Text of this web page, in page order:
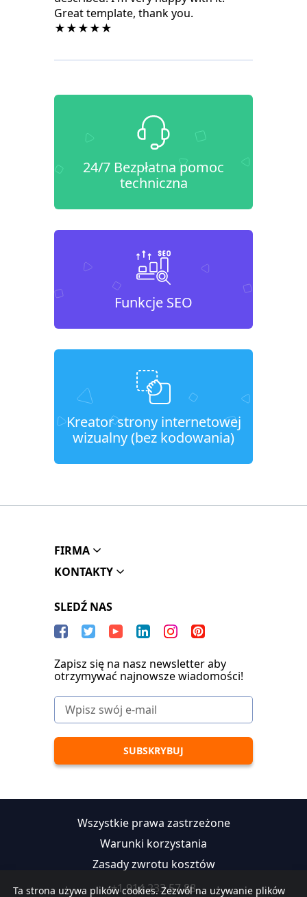
Great template, thank you.
★★★★★
24/7 Bezpłatna pomoc
techniczna
Funkcje SEO
Kreator strony internetowej
wizualny (bez kodowania)
Ta strona używa plików cookies. Zezwól na używanie plików
FIRMA
KONTAKTY
SLEDŹ NAS
Zapisz się na nasz newsletter aby
otrzymywać najnowsze wiadomości!
Wszystkie prawa zastrzeżone
Warunki korzystania
Zasady zwrotu kosztów
+1 914 233 57 88